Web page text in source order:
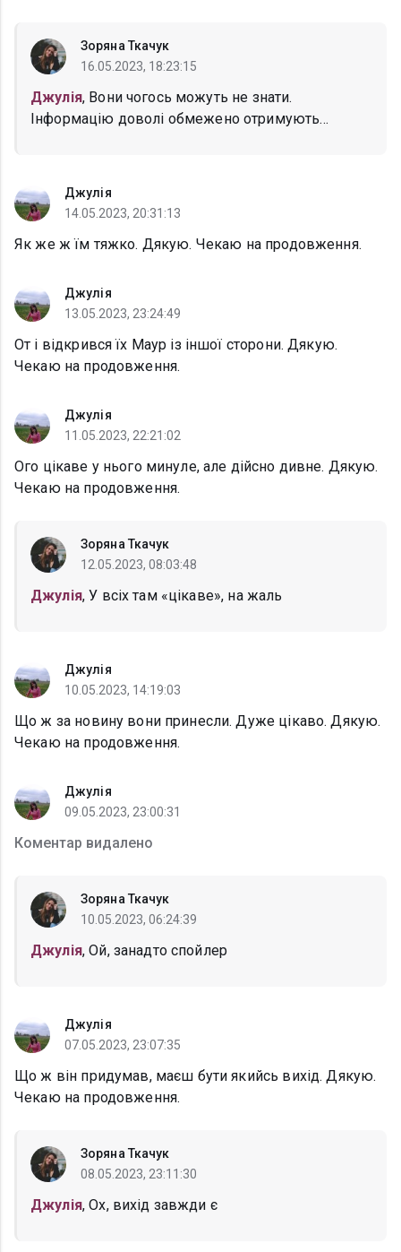
Зоряна Ткачук
16.05.2023, 18:23:15
Джулія, Вони чогось можуть не знати.
Інформацію доволі обмежено отримують...
Джулія
14.05.2023, 20:31:13
Як же ж їм тяжко. Дякую. Чекаю на продовження.
Джулія
13.05.2023, 23:24:49
От і відкрився їх Маур із іншої сторони. Дякую.
Чекаю на продовження.
Джулія
11.05.2023, 22:21:02
Ого цікаве у нього минуле, але дійсно дивне. Дякую.
Чекаю на продовження.
Зоряна Ткачук
12.05.2023, 08:03:48
Джулія, У всіх там «цікаве», на жаль
Джулія
10.05.2023, 14:19:03
Що ж за новину вони принесли. Дуже цікаво. Дякую.
Чекаю на продовження.
Джулія
09.05.2023, 23:00:31
Коментар видалено
Зоряна Ткачук
10.05.2023, 06:24:39
Джулія, Ой, занадто спойлер
Джулія
07.05.2023, 23:07:35
Що ж він придумав, маєш бути якийсь вихід. Дякую.
Чекаю на продовження.
Зоряна Ткачук
08.05.2023, 23:11:30
Джулія, Ох, вихід завжди є